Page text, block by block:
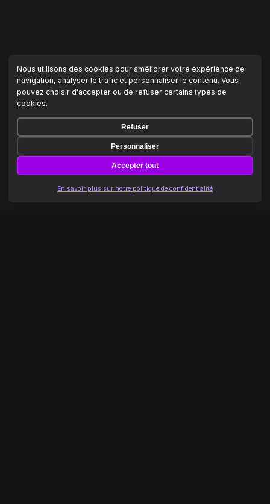
Nous utilisons des cookies pour améliorer votre expérience de
navigation, analyser le trafic et personnaliser le contenu. Vous
pouvez choisir d'accepter ou de refuser certains types de
cookies.
Refuser
Personnaliser
Accepter tout
En savoir plus sur notre politique de confidentialité